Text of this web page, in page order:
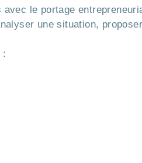
le portage
une situation,
: